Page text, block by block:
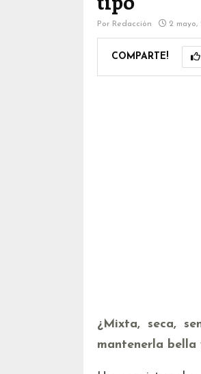
Por Redacción 2 mayo,
COMPARTE!
¿Mixta, seca,
mantenerla bella